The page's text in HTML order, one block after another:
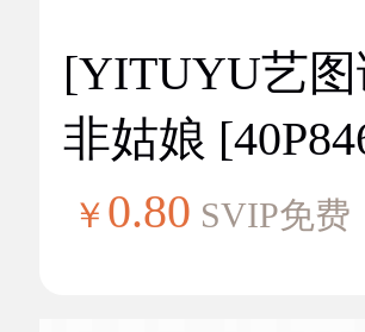
[YITUYU艺
非姑娘
￥ 0.80 SVIP免费